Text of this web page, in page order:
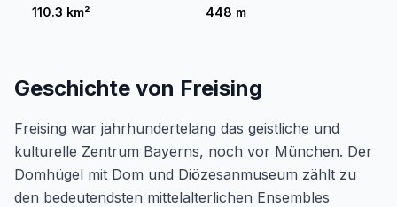
110.3 km² 448 m
Geschichte von Freising
Freising war jahrhundertelang das geistliche und
kulturelle Zentrum Bayerns, noch vor München. Der
Domhügel mit Dom und Diözesanmuseum zählt zu
den bedeutendsten mittelalterlichen Ensembles